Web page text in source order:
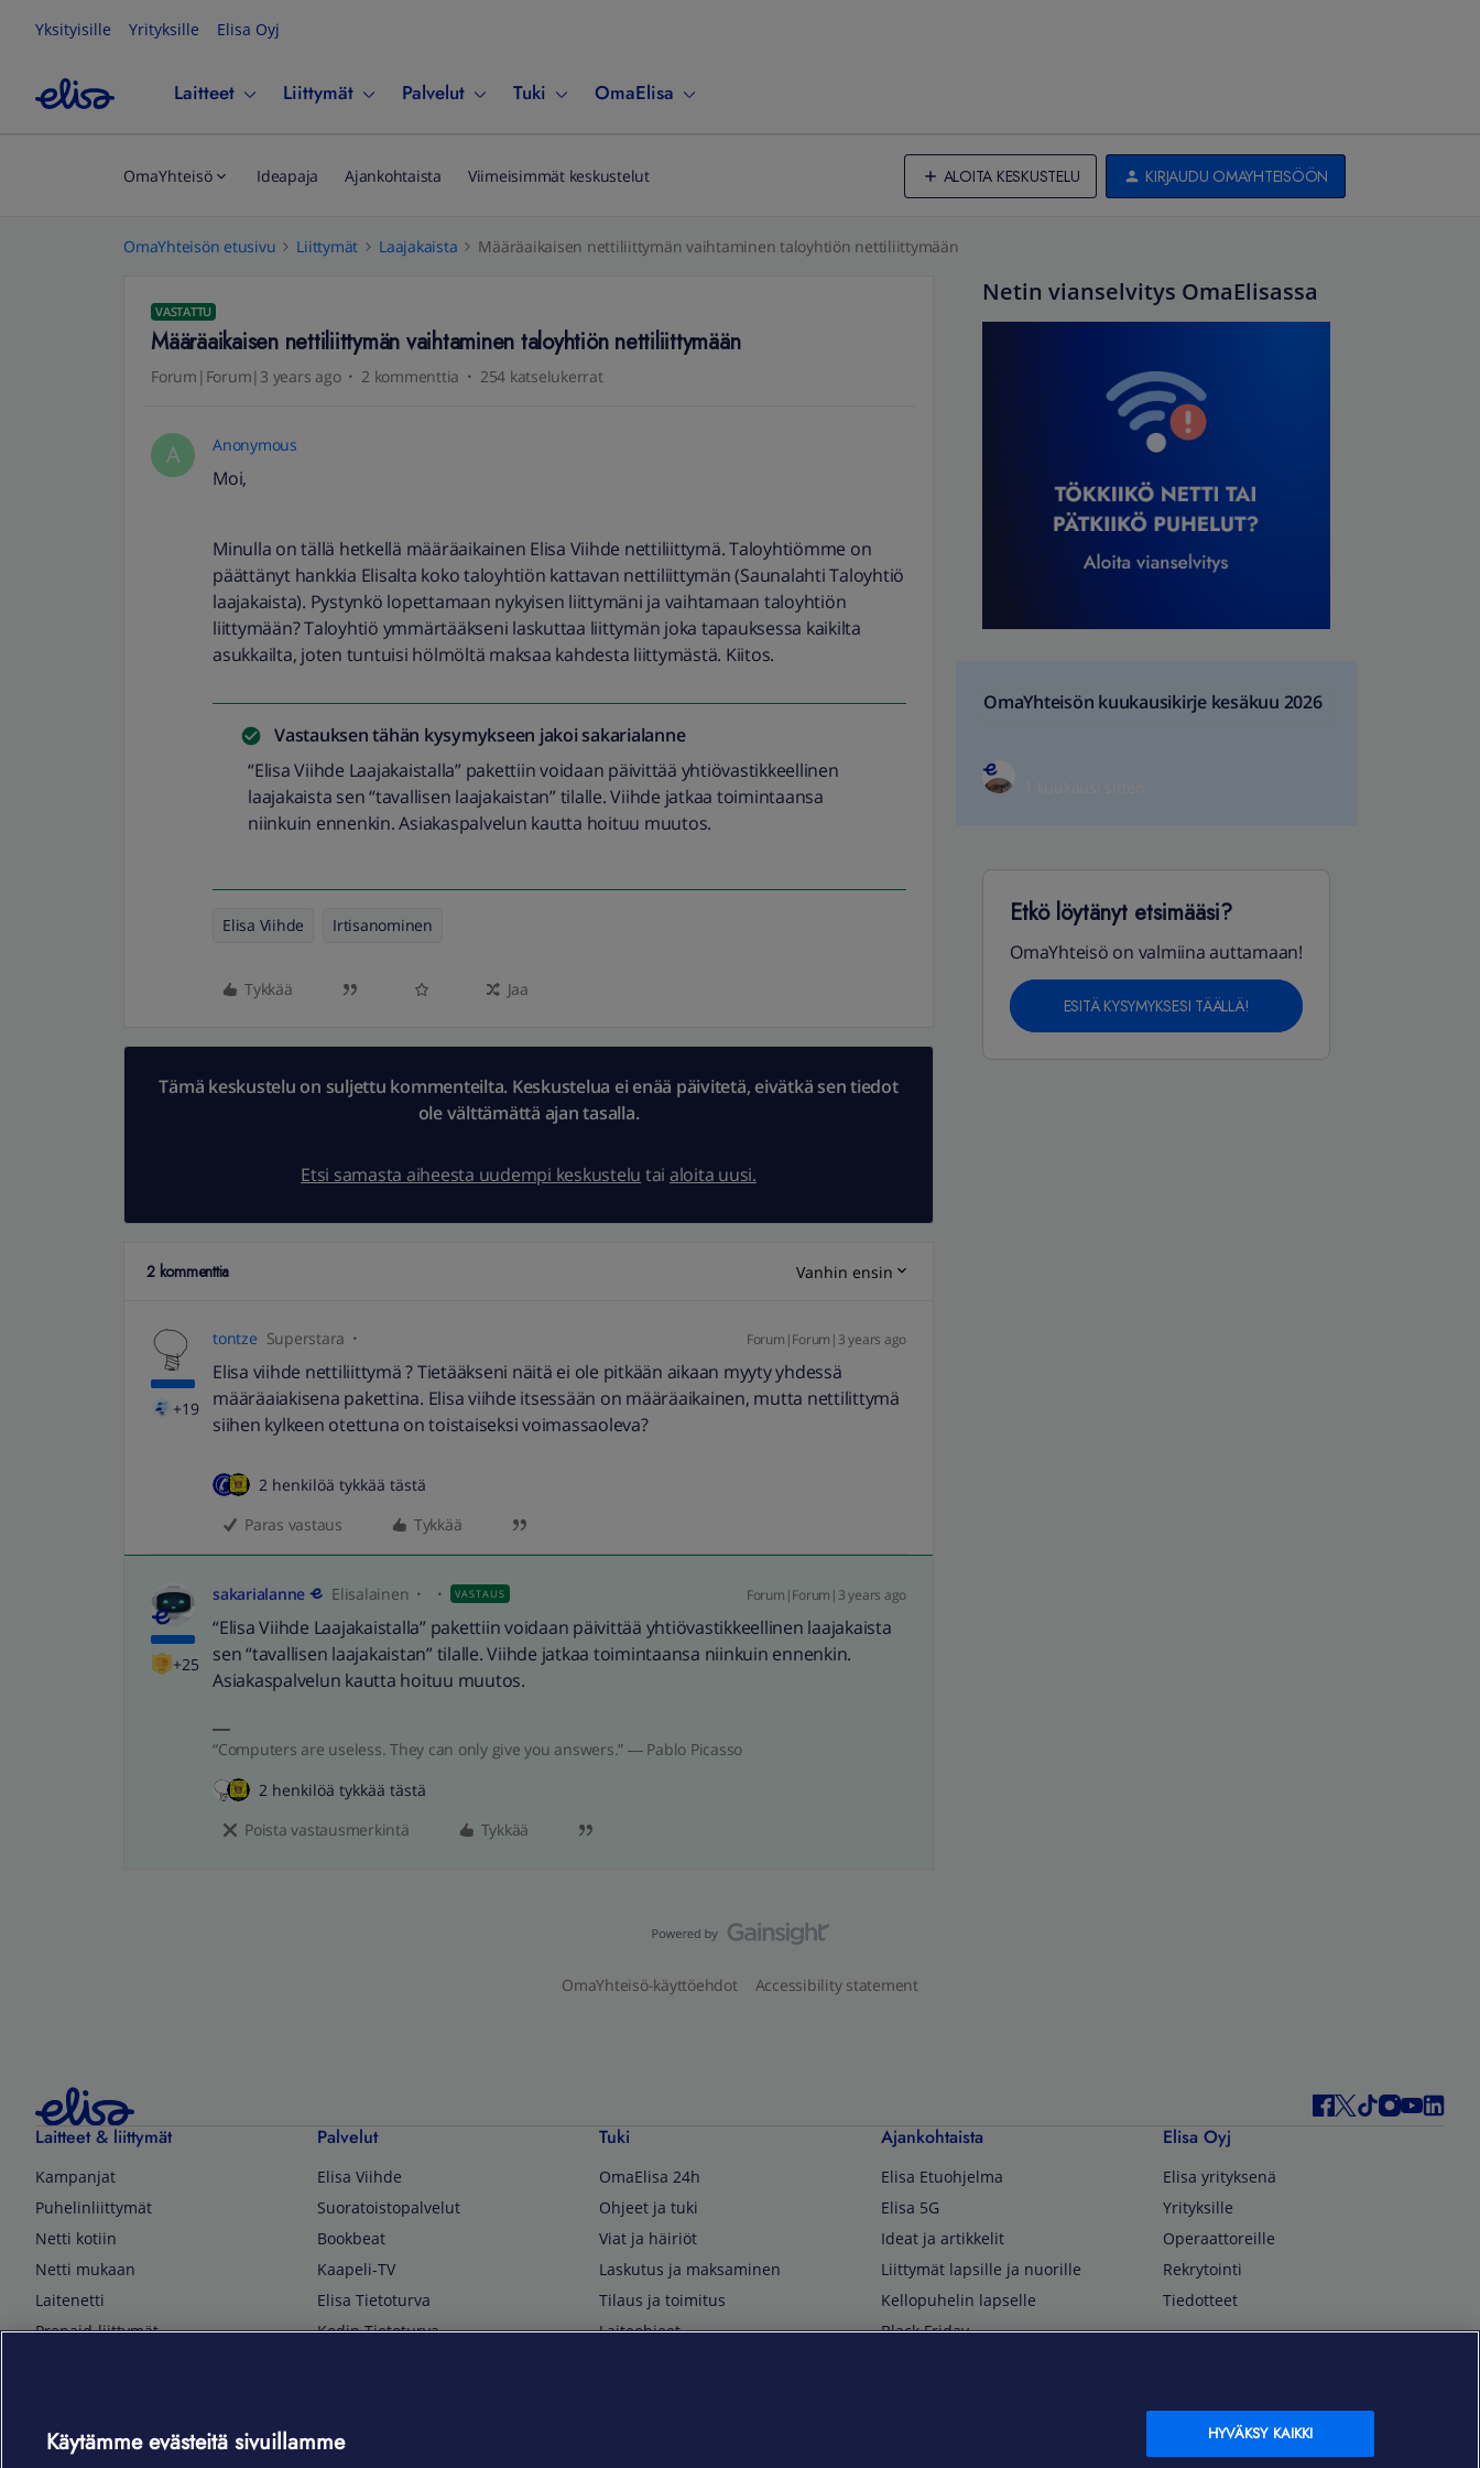
Yksityisille Yrityksille Elisa Oyj
Laitteet Liittymät Palvelut Tuki OmaElisa
OmaYhteisö Ideapaja Ajankohtaista Viimeisimmät keskustelut ALOITA KESKUSTELU KIRJAUDU OMAYHTEISÖÖN
OmaYhteisön etusivu Liittymät Laajakaista Määräaikaisen nettiliittymän vaihtaminen taloyhtiön nettiliittymään
VASTATTU
Määräaikaisen nettiliittymän vaihtaminen taloyhtiön nettiliittymään
Forum|Forum|3 years ago 2 kommenttia 254 katselukerrat
A Anonymous
Moi,
Minulla on tällä hetkellä määräaikainen Elisa Viihde nettiliittymä. Taloyhtiömme on
päättänyt hankkia Elisalta koko taloyhtiön kattavan nettiliittymän (Saunalahti Taloyhtiö
laajakaista). Pystynkö lopettamaan nykyisen liittymäni ja vaihtamaan taloyhtiön
liittymään? Taloyhtiö ymmärtääkseni laskuttaa liittymän joka tapauksessa kaikilta
asukkailta, joten tuntuisi hölmöltä maksaa kahdesta liittymästä. Kiitos.
Vastauksen tähän kysymykseen jakoisakarialanne
“Elisa Viihde Laajakaistalla” pakettiin voidaan päivittää yhtiövastikkeellinen
laajakaista sen “tavallisen laajakaistan” tilalle. Viihde jatkaa toimintaansa
niinkuin ennenkin. Asiakaspalvelun kautta hoituu muutos.
Elisa Viihde Irtisanominen
Tykkää Jaa
Tämä keskustelu on suljettu kommenteilta. Keskustelua ei enää päivitetä, eivätkä sen tiedot
ole välttämättä ajan tasalla.
Etsi samasta aiheesta uudempi keskustelu tai aloita uusi.
2 kommenttia Vanhin ensin
+19
tontze Superstara Forum|Forum|3 years ago
Elisa viihde nettiliittymä ? Tietääkseni näitä ei ole pitkään aikaan myyty yhdessä
määräaiakisena pakettina. Elisa viihde itsessään on määräaikainen, mutta nettilittymä
siihen kylkeen otettuna on toistaiseksi voimassaoleva?
2 henkilöä tykkää tästä
Paras vastaus
Tykkää
+25
sakarialanne Elisalainen VASTAUS Forum|Forum|3 years ago
“Elisa Viihde Laajakaistalla” pakettiin voidaan päivittää yhtiövastikkeellinen laajakaista
sen “tavallisen laajakaistan” tilalle. Viihde jatkaa toimintaansa niinkuin ennenkin.
Asiakaspalvelun kautta hoituu muutos.
“Computers are useless. They can only give you answers.” ― Pablo Picasso
2 henkilöä tykkää tästä
Poista vastausmerkintä
Tykkää
Netin vianselvitys OmaElisassa
OmaYhteisön kuukausikirje kesäkuu 2026
Etkö löytänyt etsimääsi?
OmaYhteisö on valmiina auttamaan!
ESITÄ KYSYMYKSESI TÄÄLLÄ!
OmaYhteisö-käyttöehdot Accessibility statement
Laitteet & liittymät
Kampanjat
Puhelinliittymät
Netti kotiin
Netti mukaan
Laitenetti
Prepaid-liittymät
TV & audio
Palvelut
Elisa Viihde
Suoratoistopalvelut
Bookbeat
Kaapeli-TV
Elisa Tietoturva
Kodin Tietoturva
Elisa Kotiverkko
Tuki
OmaElisa 24h
Ohjeet ja tuki
Viat ja häiriöt
Laskutus ja maksaminen
Tilaus ja toimitus
Laiteohjeet
Ajankohtaista
Elisa Etuohjelma
Elisa 5G
Ideat ja artikkelit
Liittymät lapsille ja nuorille
Kellopuhelin lapselle
Black Friday
Elisa Oyj
Elisa yrityksenä
Yrityksille
Operaattoreille
Rekrytointi
Tiedotteet
OmaElisa Self Service
Moving to Finland
Käytämme evästeitä sivuillamme HYVÄKSY KAIKKI